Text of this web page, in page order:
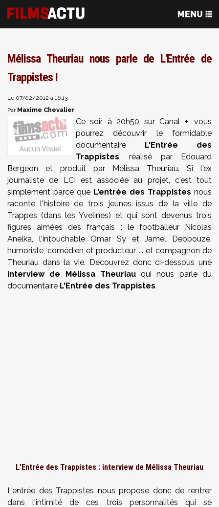
Mélissa Theuriau nous parle de L'Entrée de
Trappistes !
Le 07/02/2012 à 16:13
Par Maxime Chevalier
Ce soir à 20h50 sur Canal +, vous
pourrez découvrir le formidable
documentaire L'Entrée des
Trappistes, réalisé par Edouard
Bergeon et produit par Mélissa Theuriau. Si l'ex
journaliste de LCI est associée au projet, c'est tout
simplement parce que L'entrée des Trappistes nous
raconte l'histoire de trois jeunes issus de la ville de
Trappes (dans les Yvelines) et qui sont devenus trois
figures aimées des français : le footballeur Nicolas
Anelka, l'intouchable Omar Sy et Jamel Debbouze,
humoriste, comédien et producteur ... et compagnon de
Theuriau dans la vie. Découvrez donc ci-dessous une
interview de Mélissa Theuriauqui nous parle du
documentaire L'Entrée des Trappistes.
L'Entrée des Trappistes : interview de Mélissa Theuriau
L'entrée des Trappistes nous propose donc de rentrer
dans l'intimité de ces trois personnalités qui se